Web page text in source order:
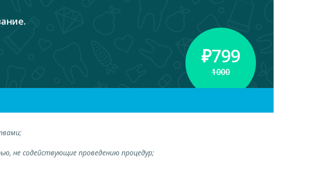
₽799
1000
не содействующие проведению процедур;